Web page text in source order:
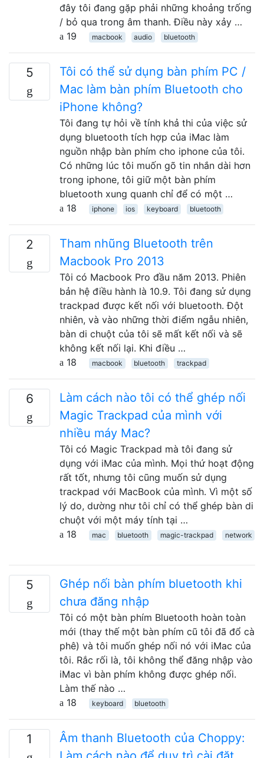
đây tôi đang gặp phải những khoảng trống
/ bỏ qua trong âm thanh. Điều này xảy …
19
macbook audio bluetooth
5
Tôi có thể sử dụng bàn phím PC /
Mac làm bàn phím Bluetooth cho
iPhone không?
Tôi đang tự hỏi về tính khả thi của việc sử
dụng bluetooth tích hợp của iMac làm
nguồn nhập bàn phím cho iphone của tôi.
Có những lúc tôi muốn gõ tin nhắn dài hơn
trong iphone, tôi giữ một bàn phím
bluetooth xung quanh chỉ để có một …
18
iphone ios keyboard bluetooth
2
Tham nhũng Bluetooth trên
Macbook Pro 2013
Tôi có Macbook Pro đầu năm 2013. Phiên
bản hệ điều hành là 10.9. Tôi đang sử dụng
trackpad được kết nối với bluetooth. Đột
nhiên, và vào những thời điểm ngẫu nhiên,
bàn di chuột của tôi sẽ mất kết nối và sẽ
không kết nối lại. Khi điều …
18
macbook bluetooth trackpad
6
Làm cách nào tôi có thể ghép nối
Magic Trackpad của mình với
nhiều máy Mac?
Tôi có Magic Trackpad mà tôi đang sử
dụng với iMac của mình. Mọi thứ hoạt động
rất tốt, nhưng tôi cũng muốn sử dụng
trackpad với MacBook của mình. Vì một số
lý do, dường như tôi chỉ có thể ghép bàn di
chuột với một máy tính tại …
18
mac bluetooth magic-trackpad network
5
Ghép nối bàn phím bluetooth khi
chưa đăng nhập
Tôi có một bàn phím Bluetooth hoàn toàn
mới (thay thế một bàn phím cũ tôi đã đổ cà
phê) và tôi muốn ghép nối nó với iMac của
tôi. Rắc rối là, tôi không thể đăng nhập vào
iMac vì bàn phím không được ghép nối.
Làm thế nào …
18
keyboard bluetooth
1
Âm thanh Bluetooth của Choppy: